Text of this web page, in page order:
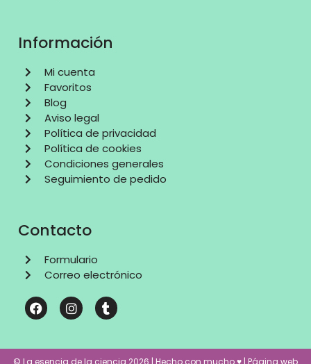
Información
Mi cuenta
Favoritos
Blog
Aviso legal
Política de privacidad
Política de cookies
Condiciones generales
Seguimiento de pedido
Contacto
Formulario
Correo electrónico
© La esencia de la ciencia 2026 | Hecho con mucho ♥ | Página web